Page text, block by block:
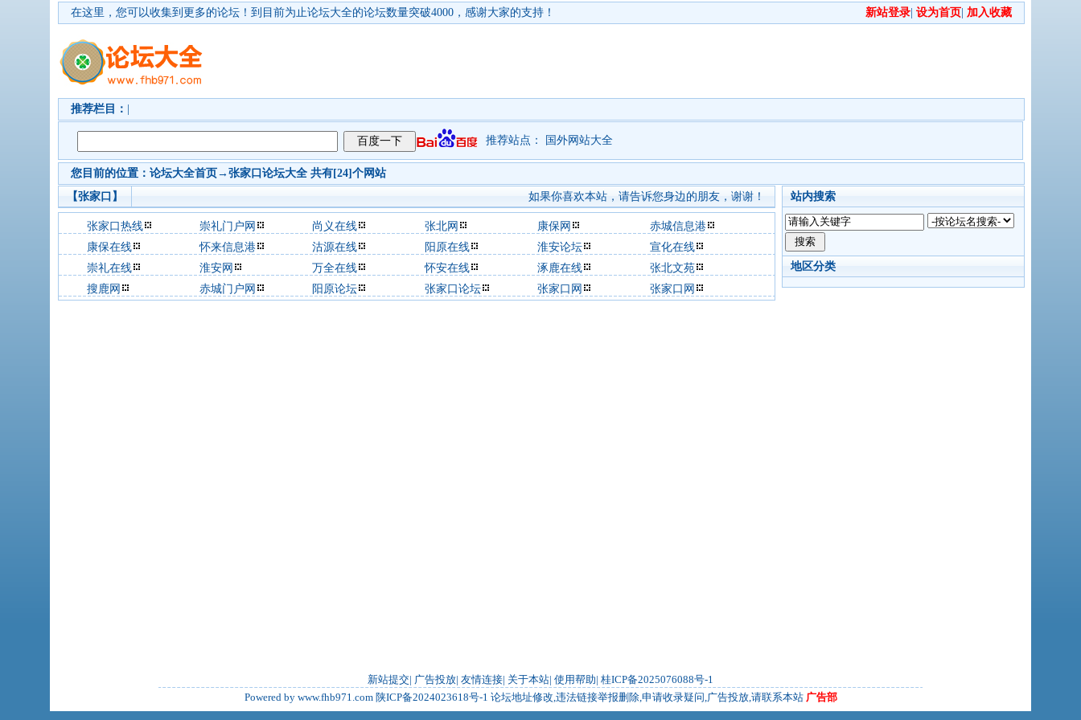
新站登录 设为首页 加入收藏
在这里，您可以收集到更多的论坛！ 到目前为止论坛大全的论坛数量突破4000，感谢大家的支持！
推荐栏目：
推荐站点： 国外网站大全
您目前的位置： 论坛大全首页→ 张家口 论坛大全 共有[24]个网站
站内搜索
地区分类
如果你喜欢本站，请告诉您身边的朋友，谢谢！
【张家口】
张家口热线 崇礼门户网 尚义在线 张北网 康保网
赤城信息港
康保在线
怀来信息港 沽源在线 阳原在线 淮安论坛
宣化在线
崇礼在线
淮安网 万全在线 怀安在线 涿鹿在线
张北文苑
搜鹿网
赤城门户网 阳原论坛 张家口论坛 张家口网 张家口网
新站提交| 广告投放| 友情连接| 关于本站| 使用帮助| 桂ICP备2025076088号-1
Powered by www.fhb971.com 陕ICP备2024023618号-1 论坛地址修改,违法链接举报删除,申请收录疑问,广告投放,请联系本站 广告部